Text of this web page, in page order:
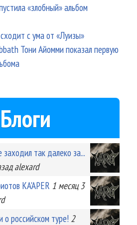
«злобный» альбом
с ума от «Луизы»
Тони Айомми показал первую
Блоги
так далеко за...
alexard
KA'APER 1 месяц 3
о российском туре! 2